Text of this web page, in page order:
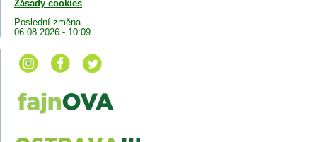
Zásady cookies
Poslední změna
06.08.2026 - 10:09